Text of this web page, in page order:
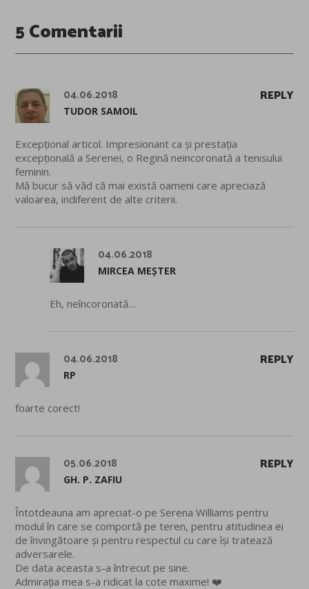
5 Comentarii
REPLY
04.06.2018
TUDOR SAMOIL
Excepțional articol. Impresionant ca și prestația
excepțională a Serenei, o Regină neincoronată a tenisului
feminin.
Mă bucur să văd că mai există oameni care apreciază
valoarea, indiferent de alte criterii.
04.06.2018
MIRCEA MEȘTER
Eh, neîncoronată…
REPLY
04.06.2018
RP
foarte corect!
REPLY
05.06.2018
GH. P. ZAFIU
Întotdeauna am apreciat-o pe Serena Williams pentru
modul în care se comportă pe teren, pentru atitudinea ei
de învingătoare și pentru respectul cu care își tratează
adversarele.
De data aceasta s-a întrecut pe sine.
Admirația mea s-a ridicat la cote maxime! ❤️